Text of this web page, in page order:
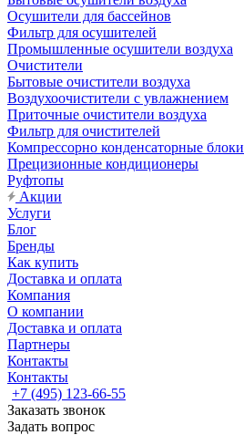
Осушители для бассейнов
Фильтр для осушителей
Промышленные осушители воздуха
Очистители
Бытовые очистители воздуха
Воздухоочистители с увлажнением
Приточные очистители воздуха
Фильтр для очистителей
Компрессорно конденсаторные блоки
Прецизионные кондиционеры
Руфтопы
Акции
Услуги
Блог
Бренды
Как купить
Доставка и оплата
Компания
О компании
Доставка и оплата
Партнеры
Контакты
Контакты
+7 (495) 123-66-55
Заказать звонок
Задать вопрос